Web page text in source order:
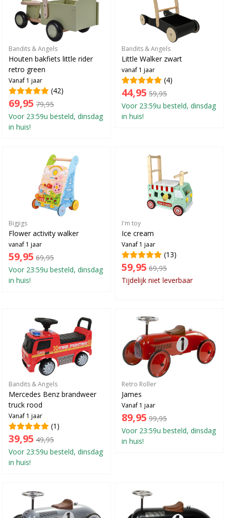
Bandits & Angels
Houten bakfiets little rider
retro green
Vanaf 1 jaar
(42)
69,95 79,95
Voor 23:59u besteld, dinsdag
in huis!
Bandits & Angels
Little Walker zwart
vanaf 1 jaar
(4)
44,95 59,95
Voor 23:59u besteld, dinsdag
in huis!
Bigjigs
Flower activity walker
vanaf 1 jaar
59,95 69,95
Voor 23:59u besteld, dinsdag
in huis!
I'm toy
Ice cream
Vanaf 1 jaar
(13)
59,95 69,95
Tijdelijk niet leverbaar
Bandits & Angels
Mercedes Benz brandweer
truck rood
Vanaf 1 jaar
(1)
39,95 49,95
Voor 23:59u besteld, dinsdag
in huis!
Retro Roller
James
Vanaf 1 jaar
89,95 99,95
Voor 23:59u besteld, dinsdag
in huis!